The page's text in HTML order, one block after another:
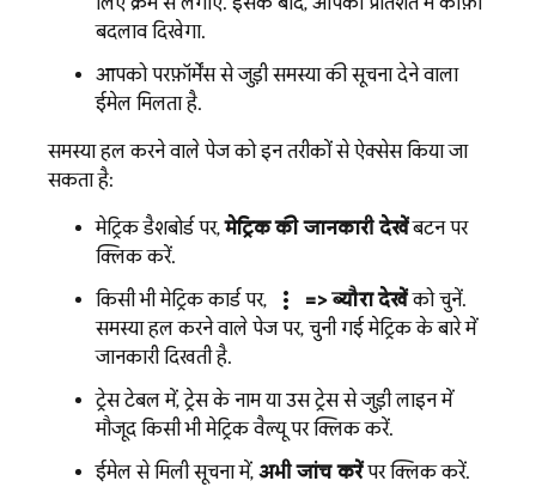
बदलाव दिखेगा.
आपको परफ़ॉर्मेंस से जुड़ी समस्या की सूचना देने वाला
ईमेल मिलता है.
समस्या हल करने वाले पेज को इन तरीकों से ऐक्सेस किया जा
सकता है:
मेट्रिक डैशबोर्ड पर,मेट्रिक की जानकारी देखेंबटन पर
क्लिक करें.
किसी भी मेट्रिक कार्ड पर,
more_vert => ब्यौरा देखेंको चुनें.
समस्या हल करने वाले पेज पर, चुनी गई मेट्रिक के बारे में
जानकारी दिखती है.
ट्रेस टेबल में, ट्रेस के नाम या उस ट्रेस से जुड़ी लाइन में
मौजूद किसी भी मेट्रिक वैल्यू पर क्लिक करें.
ईमेल से मिली सूचना में, अभी जांच करेंपर क्लिक करें.